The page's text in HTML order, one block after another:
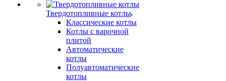
Твердотопливные котлы
Классические котлы
Котлы с варочной
плитой
Автоматические
котлы
Полуавтоматические
котлы